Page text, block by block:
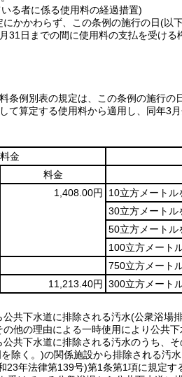
る者に係る使用料の経過措置)
かかわらず、この条例の施行の日(以
31日までの間に使用料の支払を受ける
条例別表の規定は、この条例の施行の
て算定する使用料から適用し、同年3
金
料金
1,408.00円 10立方メート
30立方メートル
50立方メートル
100立方メート
750立方メート
11,213.40円 300立方メート
共下水道に排除される汚水(公衆浴場
他の理由による一時使用により公共下
共下水道に排除される汚水のうち、
除く。)の関係施設から排除される汚水
年法律第139号)第1条第1項に規定